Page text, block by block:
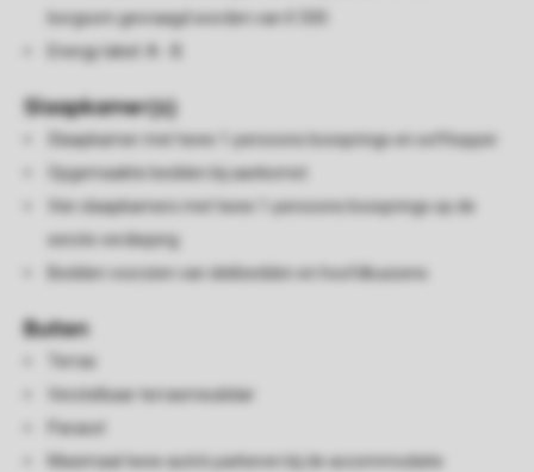
borgsom gevraagd worden van € 500
Energy label: A - B
Slaapkamer(s)
Slaapkamer met twee 1-persoons boxsprings en softtopper
Opgemaakte bedden bij aankomst
Vier slaapkamers met twee 1-persoons boxsprings op de
eerste verdieping
Bedden voorzien van dekbedden en hoofdkussens
Buiten
Terras
Verstelbaar terrasmeubilair
Parasol
Maximaal twee auto's parkeren bij de accommodatie